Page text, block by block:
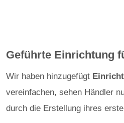
Geführte Einrichtung
Wir haben hinzugefügt
vereinfachen, sehen Händler
durch die Erstellung ihres